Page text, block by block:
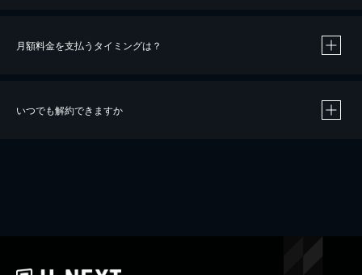
※40％ポイント還元の対象は、クレジットカード決済による作品の購入 / レンタルです。
iOSアプリのUコイン決済による作品の購入 / レンタルは、20％のポイント還元です。
月額料金を支払うタイミングは？
いつでも解約できますか